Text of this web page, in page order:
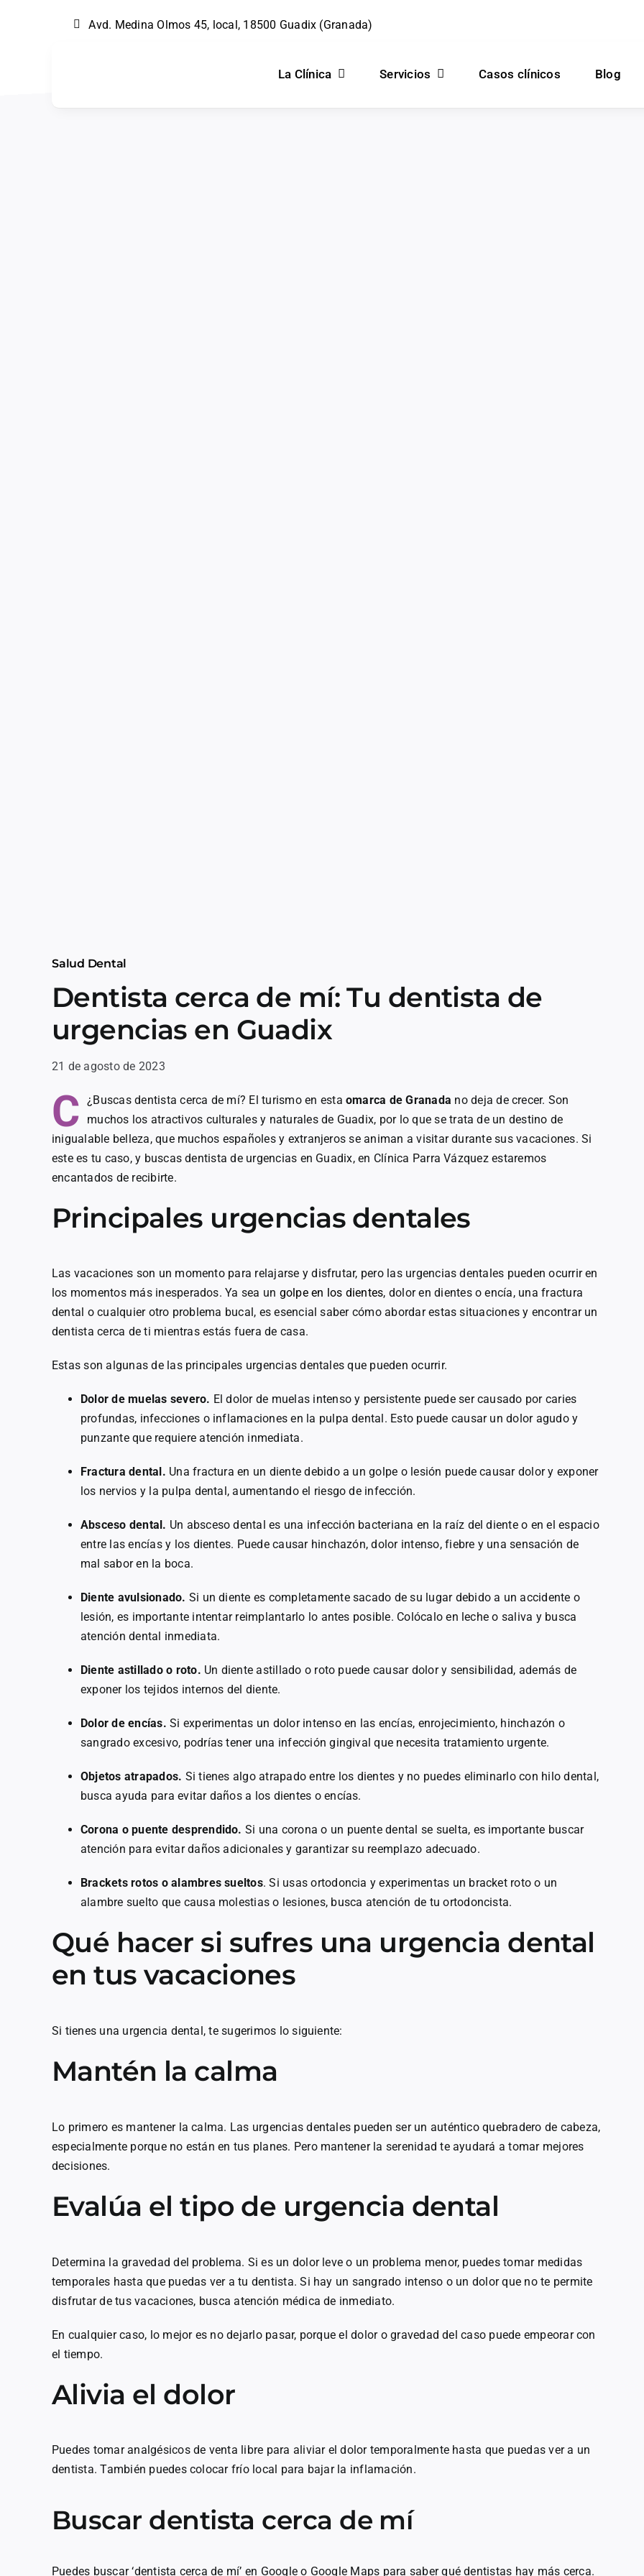
Avd. Medina Olmos 45, local, 18500 Guadix (Granada)
La Clínica Servicios Casos clínicos Blog
Salud Dental
Dentista cerca de mí: Tu dentista de
urgencias en Guadix
21 de agosto de 2023
¿Buscas dentista cerca de mí? El turismo en esta
C omarca de Granada no deja de crecer. Son
muchos los atractivos culturales y naturales de Guadix, por lo que se trata de un destino de
inigualable belleza, que muchos españoles y extranjeros se animan a visitar durante sus vacaciones. Si
este es tu caso, y buscas dentista de urgencias en Guadix, en Clínica Parra Vázquez estaremos
encantados de recibirte.
Principales urgencias dentales
Las vacaciones son un momento para relajarse y disfrutar, pero las urgencias dentales pueden ocurrir en
los momentos más inesperados. Ya sea un golpe en los dientes, dolor en dientes o encía, una fractura
dental o cualquier otro problema bucal, es esencial saber cómo abordar estas situaciones y encontrar un
dentista cerca de ti mientras estás fuera de casa.
Estas son algunas de las principales urgencias dentales que pueden ocurrir.
Dolor de muelas severo. El dolor de muelas intenso y persistente puede ser causado por caries
profundas, infecciones o inflamaciones en la pulpa dental. Esto puede causar un dolor agudo y
punzante que requiere atención inmediata.
Fractura dental. Una fractura en un diente debido a un golpe o lesión puede causar dolor y exponer
los nervios y la pulpa dental, aumentando el riesgo de infección.
Absceso dental. Un absceso dental es una infección bacteriana en la raíz del diente o en el espacio
entre las encías y los dientes. Puede causar hinchazón, dolor intenso, fiebre y una sensación de
mal sabor en la boca.
Diente avulsionado. Si un diente es completamente sacado de su lugar debido a un accidente o
lesión, es importante intentar reimplantarlo lo antes posible. Colócalo en leche o saliva y busca
atención dental inmediata.
Diente astillado o roto. Un diente astillado o roto puede causar dolor y sensibilidad, además de
exponer los tejidos internos del diente.
Dolor de encías.Si experimentas un dolor intenso en las encías, enrojecimiento, hinchazón o
sangrado excesivo, podrías tener una infección gingival que necesita tratamiento urgente.
Objetos atrapados. Si tienes algo atrapado entre los dientes y no puedes eliminarlo con hilo dental,
busca ayuda para evitar daños a los dientes o encías.
Corona o puente desprendido. Si una corona o un puente dental se suelta, es importante buscar
atención para evitar daños adicionales y garantizar su reemplazo adecuado.
Brackets rotos o alambres sueltos. Si usas ortodoncia y experimentas un bracket roto o un
alambre suelto que causa molestias o lesiones, busca atención de tu ortodoncista.
Qué hacer si sufres una urgencia dental
en tus vacaciones
Si tienes una urgencia dental, te sugerimos lo siguiente:
Mantén la calma
Lo primero es mantener la calma. Las urgencias dentales pueden ser un auténtico quebradero de cabeza,
especialmente porque no están en tus planes. Pero mantener la serenidad te ayudará a tomar mejores
decisiones.
Evalúa el tipo de urgencia dental
Determina la gravedad del problema. Si es un dolor leve o un problema menor, puedes tomar medidas
temporales hasta que puedas ver a tu dentista. Si hay un sangrado intenso o un dolor que no te permite
disfrutar de tus vacaciones, busca atención médica de inmediato.
En cualquier caso, lo mejor es no dejarlo pasar, porque el dolor o gravedad del caso puede empeorar con
el tiempo.
Alivia el dolor
Puedes tomar analgésicos de venta libre para aliviar el dolor temporalmente hasta que puedas ver a un
dentista. También puedes colocar frío local para bajar la inflamación.
Buscar dentista cerca de mí
Puedes buscar ‘dentista cerca de mí’ en Google o Google Maps para saber qué dentistas hay más cerca.